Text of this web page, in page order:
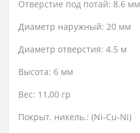
Отверстие под потай: 8.6 мм
Диаметр наружный: 20 мм
Диаметр отверстия: 4.5 м
Высота: 6 мм
Вес: 11,00 гр
Покрыт. никель.: (Ni-Cu-Ni)